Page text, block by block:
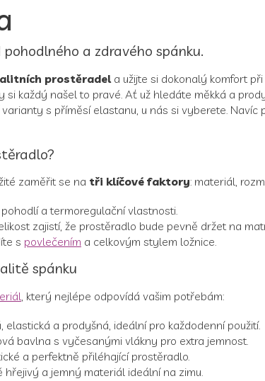
a zdravého spánku.
prostěradel a užijte si dokonalý komfort
si každý našel to pravé. Ať už hledáte měkká a
s příměsí elastanu, u nás si vyberete. Navíc
zaměřit se na tři klíčové faktory: materiál,
a termoregulační vlastnosti.
zajistí, že prostěradlo bude pevně držet na
s povlečením a celkovým stylem ložnice.
spánku
, který nejlépe odpovídá vašim potřebám:
elastická a prodyšná, ideální pro každodenní použití.
bavlna s vyčesanými vlákny pro extra jemnost.
a perfektně přiléhající prostěradlo.
hřejivý a jemný materiál ideální na zimu.